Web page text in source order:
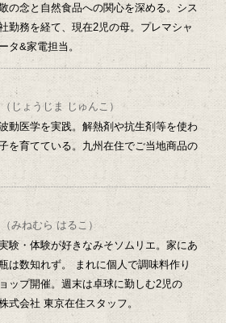
の念と自然食品への関心を深める。シス
勤務を経て、現在2児の母。プレマシャ
タ&家電担当。
（じょうじま じゅんこ）
動医学を実践。解熱剤や抗生剤等を使わ
を育てている。九州在住でご当地商品の
（みねむら はるこ）
験・体験が好きなみそソムリエ。家にあ
は数知れず。 まれに個人で調味料作り
ップ開催。週末は卓球に勤しむ2児の
式会社 東京在住スタッフ。